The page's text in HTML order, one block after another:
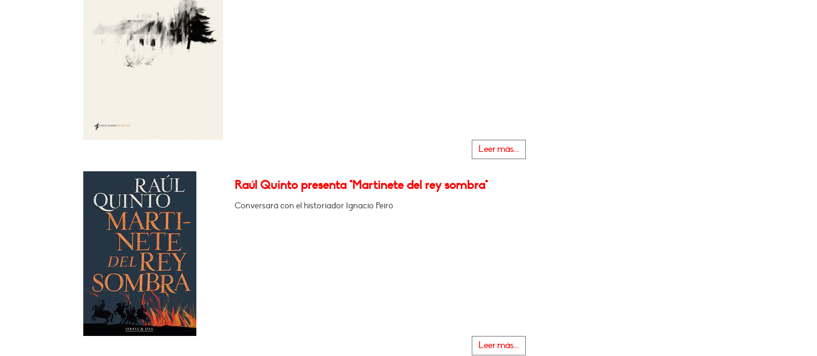
Leer más...
Raúl Quinto presenta "Martinete del rey sombra"
Conversará con el historiador Ignacio Peiró
Leer más...